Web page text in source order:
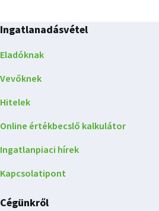
Ingatlanadásvétel
Eladóknak
Vevőknek
Hitelek
Online értékbecslő kalkulátor
Ingatlanpiaci hírek
Kapcsolatipont
Cégünkről